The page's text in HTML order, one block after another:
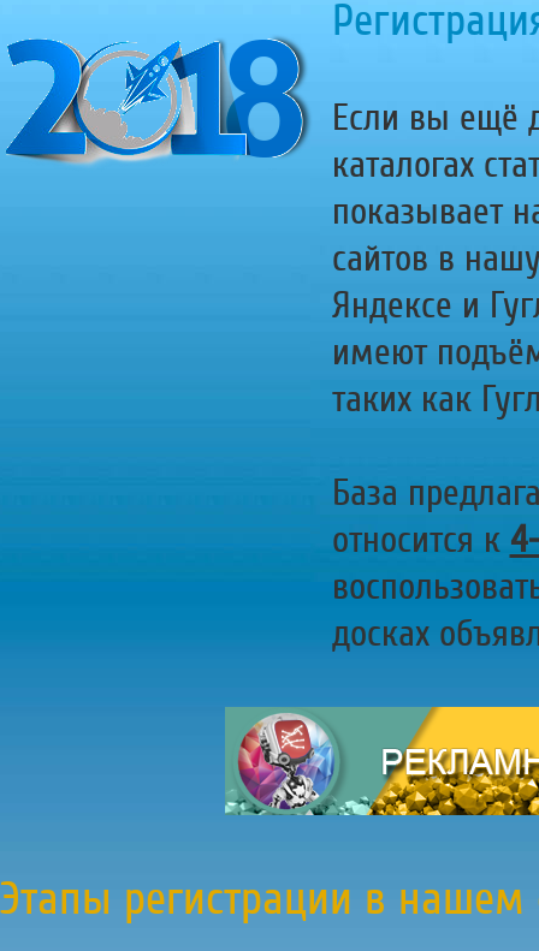
Если вы ещё
каталогах
показывает
сайтов в
Яндексе и
имеют
таких как
База
относится к
досках
Этапы регистрации в нашем